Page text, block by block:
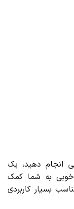
انجام دهید، یک
خوبی به شما کمک
بسیار کاربردی